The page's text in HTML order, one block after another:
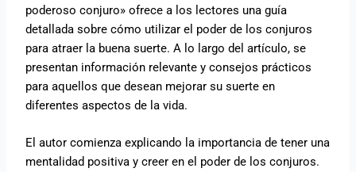
poderoso conjuro» ofrece a los lectores una guía
detallada sobre cómo utilizar el poder de los conjuros
para atraer la buena suerte. A lo largo del artículo, se
presentan información relevante y consejos prácticos
para aquellos que desean mejorar su suerte en
diferentes aspectos de la vida.
El autor comienza explicando la importancia de tener una
mentalidad positiva y creer en el poder de los conjuros.